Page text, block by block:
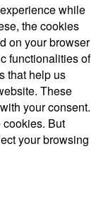
while
the cookies
on your browser
functionalities of
that help us
These
your consent.
cookies. But
your browsing